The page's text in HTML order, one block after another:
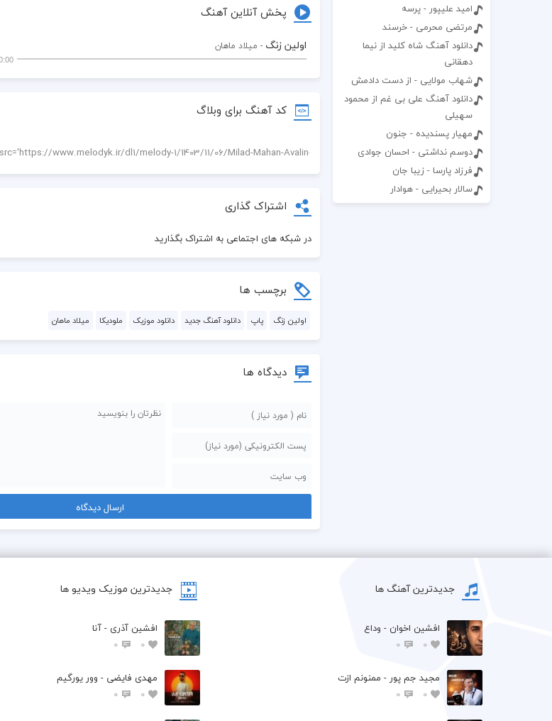
امید علیپور - پرسه
مرتضی محرمی - خرسند
دانلود آهنگ شاه کلید از نیما
دهقانی
شهاب مولایی - از دست دادمش
دانلود آهنگ علی بی غم از محمود
سهیلی
مهیار پسندیده - جنون
دوسم نداشتی - احسان جوادی
فرزاد پارسا - زیبا جان
سالار بحیرایی - هوادار
پخش آنلاین آهنگ
اولین زنگ - میلاد ماهان
کد آهنگ برای وبلاگ
اشتراک گذاری
در شبکه های اجتماعی به اشتراک بگذارید
برچسب ها
اولین زنگ پاپ دانلود آهنگ جدید دانلود موزیک ملودیکا میلاد ماهان
دیدگاه ها
جدیدترین آهنگ ها
افشين اخوان - وداع
0
0
مجید جم پور - ممنونم ازت
0
0
جدیدترین موزیک ویدیو ها
افشین آذری - آنا
0
0
مهدی فایضی - وور یورگیم
0
0